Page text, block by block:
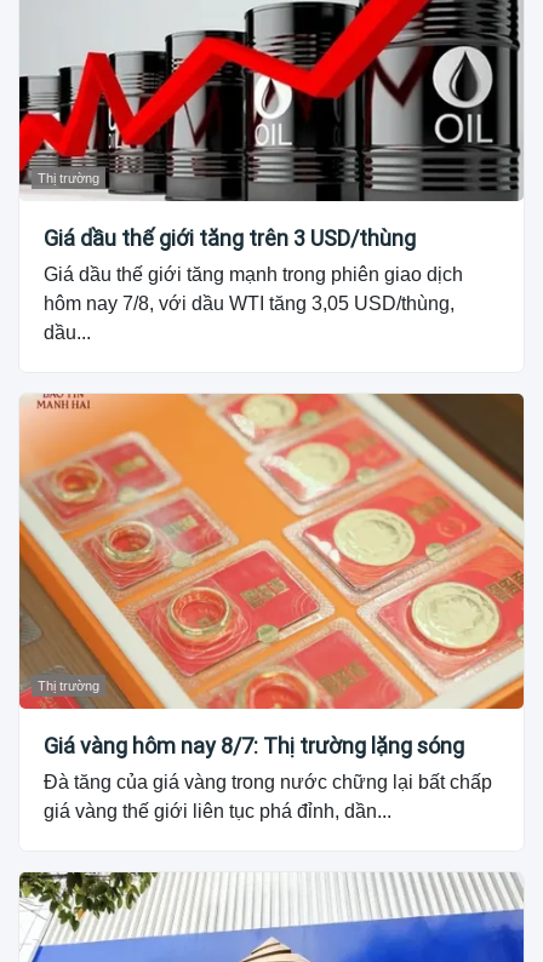
Thị trường
Giá dầu thế giới tăng trên 3 USD/thùng
Giá dầu thế giới tăng mạnh trong phiên giao dịch
hôm nay 7/8, với dầu WTI tăng 3,05 USD/thùng,
dầu...
Thị trường
Giá vàng hôm nay 8/7: Thị trường lặng sóng
Đà tăng của giá vàng trong nước chững lại bất chấp
giá vàng thế giới liên tục phá đỉnh, dần...